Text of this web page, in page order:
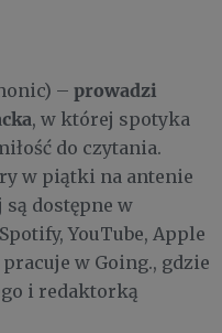
– prowadzi
, w której spotyka
do czytania.
w piątki na antenie
są dostępne w
YouTube, Apple
pracuje w Going., gdzie
i redaktorką